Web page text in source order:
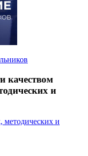
качеством
и